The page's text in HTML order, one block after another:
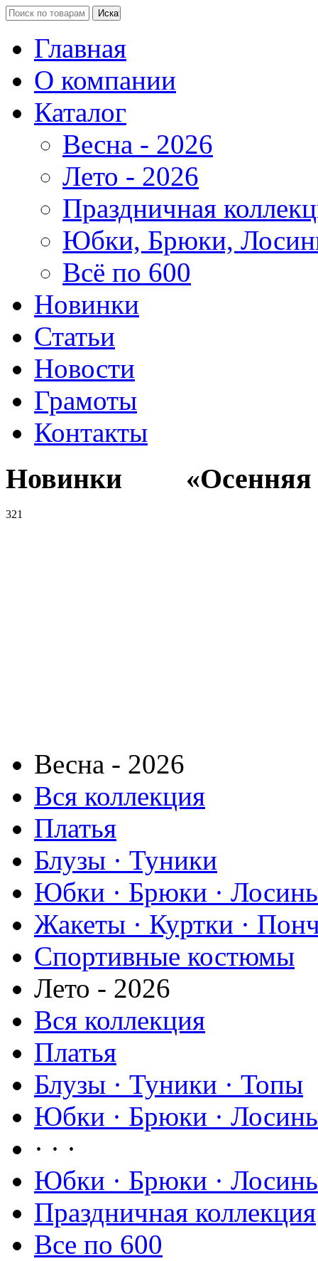
Главная
О компании
Каталог
Весна - 2026
Лето - 2026
Праздничная
Юбки, Брюки,
Всё по 600
Новинки
Статьи
Новости
Грамоты
Контакты
Новинки «Осенняя
321
Весна - 2026
Вся коллекция
Платья
Блузы · Туники
Юбки · Брюки ·
Жакеты · Куртки ·
Спортивные костюмы
Лето - 2026
Вся коллекция
Платья
Блузы · Туники · Топы
Юбки · Брюки ·
· · ·
Юбки · Брюки ·
Праздничная коллекция
Все по 600